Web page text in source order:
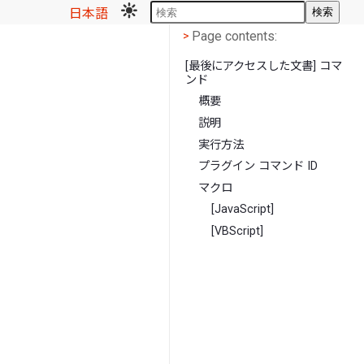
日本語 検索
< Page contents
> Page contents:
[最後にアクセスした文書] コマ
ンド
概要
説明
実行方法
プラグイン コマンド ID
マクロ
[JavaScript]
[VBScript]